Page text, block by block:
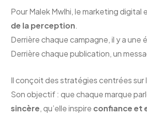
Pour Malek Mwlhi, le marketing digital
de la perception.
Derrière chaque campagne, il y a une
Derrière chaque publication, un
Il conçoit des stratégies centrées sur
Son objectif : que chaque marque
sincère, qu’elle inspire confiance et